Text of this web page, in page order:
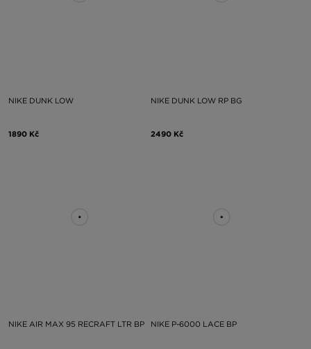
NIKE DUNK LOW
1890 Kč
NIKE DUNK LOW RP BG
2490 Kč
NIKE AIR MAX 95 RECRAFT LTR BP NIKE P-6000 LACE BP